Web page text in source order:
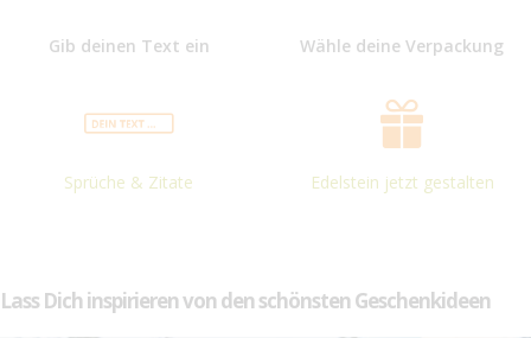
Gib deinen Text ein
Sprüche & Zitate
Wähle deine Verpackung
Edelstein jetzt gestalten
Lass Dich inspirieren von den schönsten Geschenkideen